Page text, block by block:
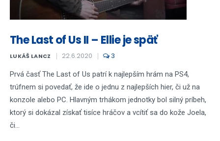
The Last of Us II – Ellie je späť
LUKÁŠ LANCZ 22.6.2020 3
Prvá časť The Last of Us patrí k najlepším hrám na PS4,
trúfnem si povedať, že ide o jednu z najlepších hier, či už na
konzole alebo PC. Hlavným trhákom jednotky bol silný príbeh,
ktorý si dokázal získať tisíce hráčov a vcítiť sa do kože Joela,
či...